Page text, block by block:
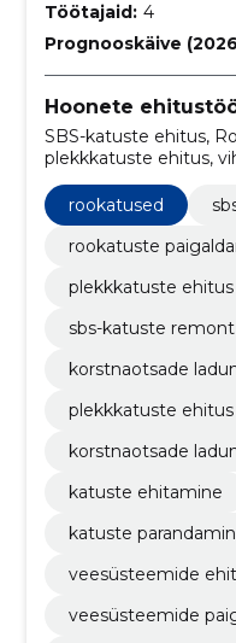
Töötajaid: 4
Prognooskäive
Hoonete
SBS-katuste ehitus,
plekkkatuste ehitus,
katuste remont,
ladumine,
ladumine, hoone
rookatused
rookatuste
plekkkatuste ehitus
sbs-katuste remont
korstnaotsade
plekkkatuste ehitus
korstnaotsade
katuste ehitamine
katuste
veesüsteemide
veesüsteemide